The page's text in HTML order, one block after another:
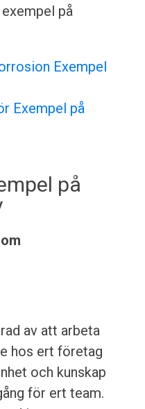
på
Exempel
Exempel på
på
av att arbeta
hos ert företag
och kunskap
för ert team.